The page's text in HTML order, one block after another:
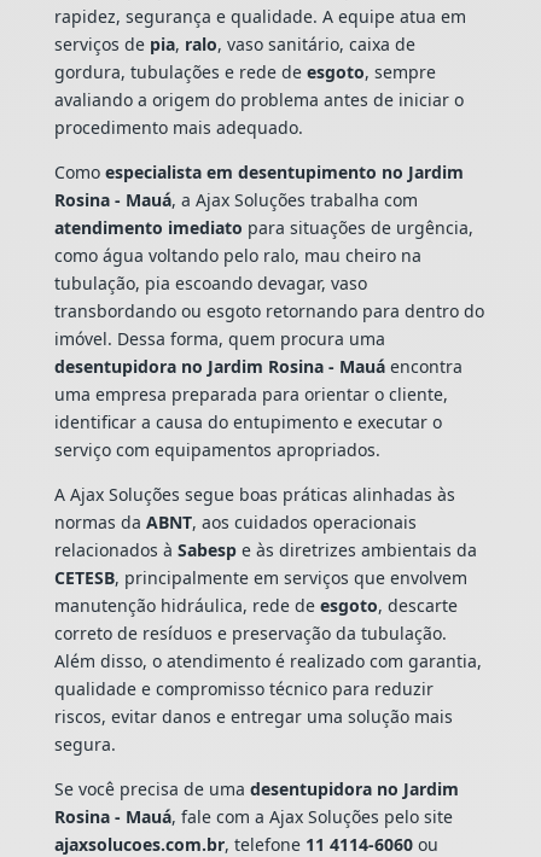
rapidez, segurança e qualidade. A equipe atua em
serviços de pia, ralo, vaso sanitário, caixa de
gordura, tubulações e rede de esgoto, sempre
avaliando a origem do problema antes de iniciar o
procedimento mais adequado.
Como especialista em desentupimento no Jardim
Rosina - Mauá, a Ajax Soluções trabalha com
atendimento imediato para situações de urgência,
como água voltando pelo ralo, mau cheiro na
tubulação, pia escoando devagar, vaso
transbordando ou esgoto retornando para dentro do
imóvel. Dessa forma, quem procura uma
desentupidora no Jardim Rosina - Mauáencontra
uma empresa preparada para orientar o cliente,
identificar a causa do entupimento e executar o
serviço com equipamentos apropriados.
A Ajax Soluções segue boas práticas alinhadas às
normas da ABNT, aos cuidados operacionais
relacionados à Sabespe às diretrizes ambientais da
CETESB, principalmente em serviços que envolvem
manutenção hidráulica, rede de esgoto, descarte
correto de resíduos e preservação da tubulação.
Além disso, o atendimento é realizado com garantia,
qualidade e compromisso técnico para reduzir
riscos, evitar danos e entregar uma solução mais
segura.
Se você precisa de uma desentupidora no Jardim
Rosina - Mauá, fale com a Ajax Soluções pelo site
ajaxsolucoes.com.br, telefone 11 4114-6060ou